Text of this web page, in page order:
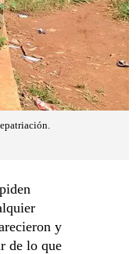
y
de lo que